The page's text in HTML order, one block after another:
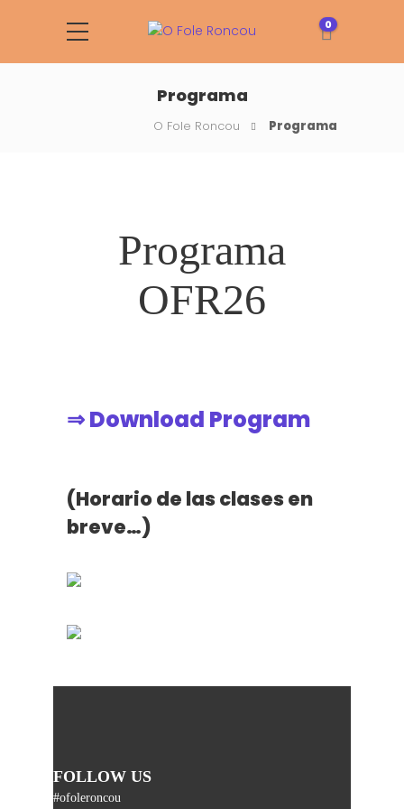
0
Programa
O Fole Roncou Programa
Programa
OFR26
⇒ Download Program
(Horario de las clases en
breve…)
FOLLOW US
#ofoleroncou